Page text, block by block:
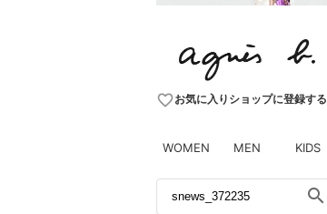
favorite_borderお気に入りショップに登録する
WOMEN MEN KIDS
search